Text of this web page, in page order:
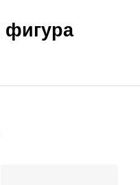
фигура